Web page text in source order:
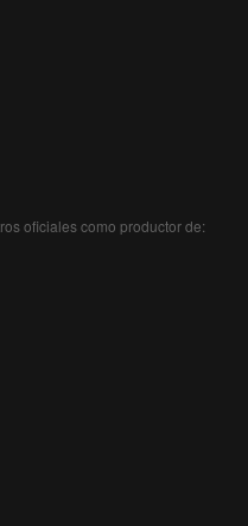
oficiales como productor de: